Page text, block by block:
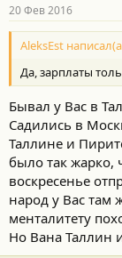
20 Фев 2016
AleksEst
Да, зарплаты
Бывал у Вас в
Садились в
Таллине и
было так жарко,
воскресенье
народ у Вас там
менталитету
Но Вана Таллин